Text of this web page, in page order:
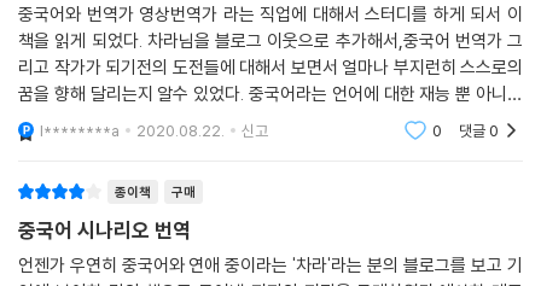
중국어와 번역가 영상번역가 라는 직업에 대해서 스터디를 하게 되서 이
책을 읽게 되었다. 차라님을 블로그 이웃으로 추가해서,중국어 번역가 그
리고 작가가 되기전의 도전들에 대해서 보면서 얼마나 부지런히 스스로의
꿈을 향해 달리는지 알수 있었다. 중국어라는 언어에 대한 재능 뿐 아니라
문화에 대한 이해,그리고 좋아하는 일을 오랫동안 할수 있기 위해,생소한
이 직업을 하기
l********a 2020.08.22. 신고 0 댓글0
종이책 구매
중국어 시나리오 번역
언젠가 우연히 중국어와 연애 중이라는 '차라'라는 분의 블로그를 보고 기